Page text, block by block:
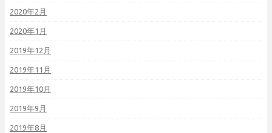
2020年2月
2020年1月
2019年12月
2019年11月
2019年10月
2019年9月
2019年8月